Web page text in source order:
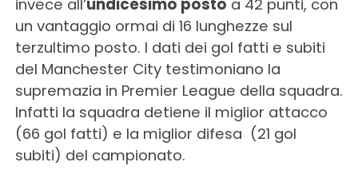
invece all’undicesimo posto a 42 punti, con
un vantaggio ormai di 16 lunghezze sul
terzultimo posto. I dati dei gol fatti e subiti
del Manchester City testimoniano la
supremazia in Premier League della squadra.
Infatti la squadra detiene il miglior attacco
(66 gol fatti) e la miglior difesa (21 gol
subiti) del campionato.